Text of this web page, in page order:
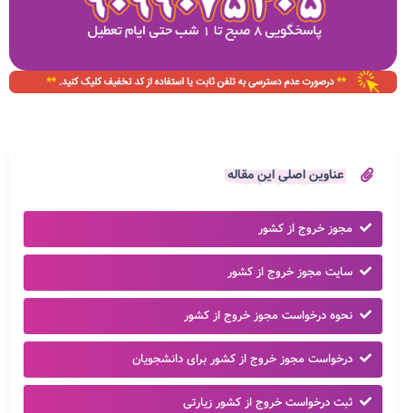
عناوین اصلی این مقاله
مجوز خروج از کشور
سایت مجوز خروج از کشور
نحوه درخواست مجوز خروج از کشور
درخواست مجوز خروج از کشور برای دانشجویان
ثبت درخواست خروج از کشور زیارتی